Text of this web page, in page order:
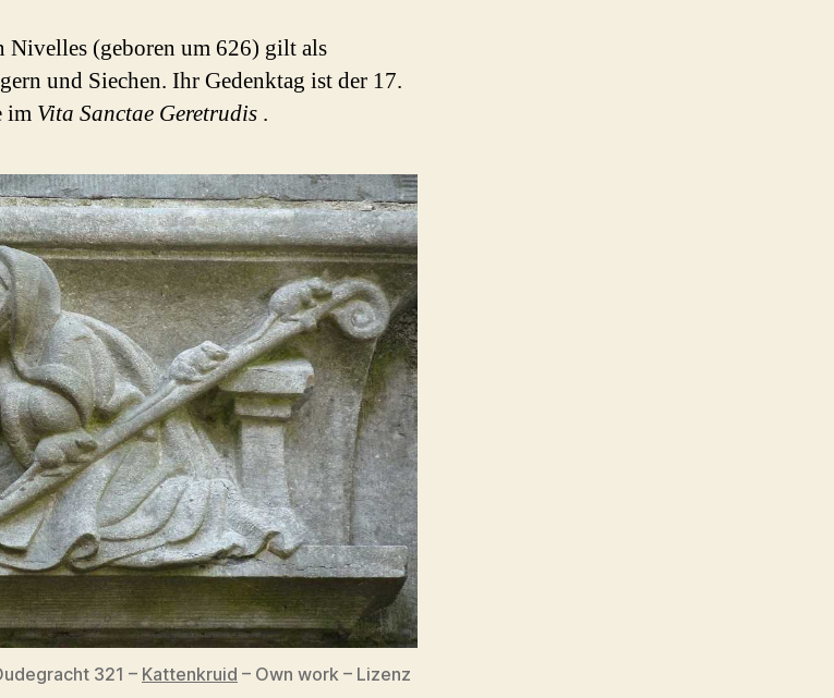
(geboren um 626) gilt als
und Siechen. Ihr Gedenktag ist der 17.
im Vita Sanctae Geretrudis .
321 – Kattenkruid – Own work – Lizenz